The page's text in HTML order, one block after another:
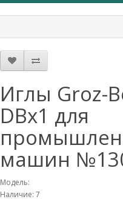
Иглы Groz-
DBх1 для
машин
Модель:
Наличие: 7